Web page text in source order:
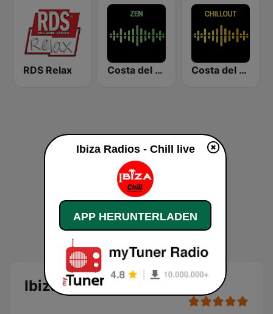
RDS Relax Costa del Mar Zen Costa del Mar Chillout
Ibiza Radios - Chill
Ibiza Radios - Chill live
APP HERUNTERLADEN